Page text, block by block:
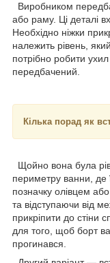
Виробником
або раму. Ці деталі
Необхідно ніжки
належить рівень,
потрібно робити
передбачений.
Кілька порад як
Щойно вона була
периметру ванни, де
позначку олівцем
та відступаючи від
прикріпити до стіни
для того, щоб борт
прогинався.